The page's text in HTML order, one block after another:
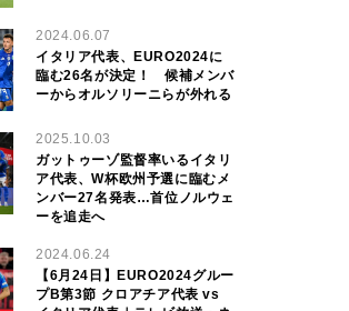
2024.06.07
イタリア代表、EURO2024に
臨む26名が決定！ 候補メンバ
ーからオルソリーニらが外れる
2025.10.03
ガットゥーゾ監督率いるイタリ
ア代表、W杯欧州予選に臨むメ
ンバー27名発表…首位ノルウェ
ーを追走へ
2024.06.24
【6月24日】EURO2024グルー
プB第3節 クロアチア代表 vs